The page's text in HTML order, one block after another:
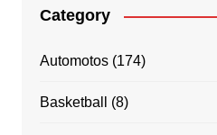
Category
Automotos(174)
Basketball (8)